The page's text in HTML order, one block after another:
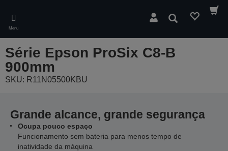
main
content
Menu
Pesquisar
Série Epson ProSix C8-B
900mm
SKU: R11N05500KBU
Grande alcance, grande segurança
Ocupa pouco espaço
Funcionamento sem bateria para menos tempo de
inatividade da máquina